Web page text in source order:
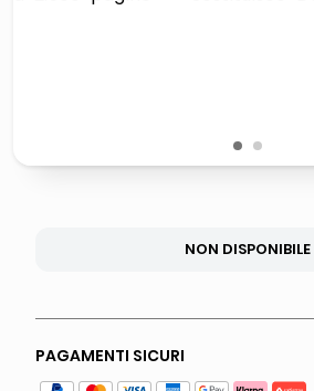
1 2
NON DISPONIBILE
PAGAMENTI SICURI